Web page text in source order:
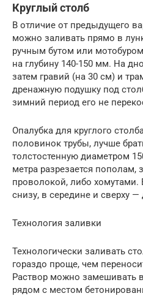
Круглый столб
В отличие от предыдущего
можно заливать прямо в
ручным бутом или
на глубину 140-150 мм. На
затем гравий (на 30 см) и
дренажную подушку под
зимний период его не
Опалубка для круглого
половинок трубы, лучше
толстостенную диаметром
метра разрезается пополам,
проволокой, либо хомутами.
снизу, в середине и сверху
Технология заливки
Технологически заливать
гораздо проще, чем
Раствор можно замешивать
рядом с местом